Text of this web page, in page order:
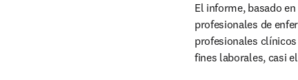
El informe, basado
profesionales de
profesionales
fines laborales, casi